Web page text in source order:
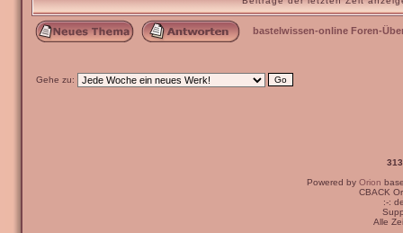
bastelwissen-online Foren-
Gehe zu:
Powered by Orion
CBACK
:-:
Alle